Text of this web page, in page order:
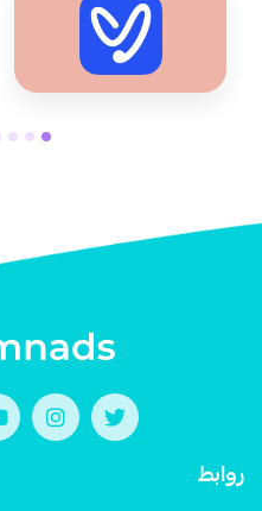
روابط